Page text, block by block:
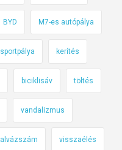
BYD M7-es autópálya
sportpálya kerítés
biciklisáv töltés
vandalizmus
alvázszám visszaélés